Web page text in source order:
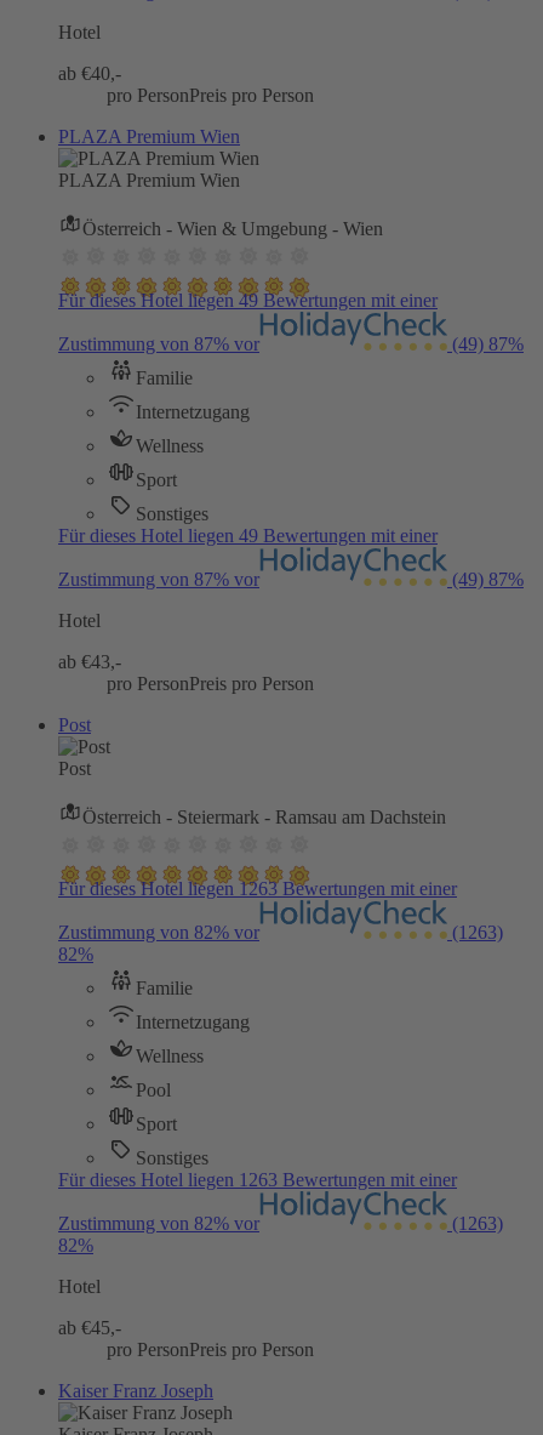
Hotel
ab €40,-
pro PersonPreis pro Person
PLAZA Premium Wien
PLAZA Premium Wien
Österreich - Wien & Umgebung - Wien
Für dieses Hotel liegen 49 Bewertungen mit einer
Zustimmung von 87% vor (49) 87%
Familie
Internetzugang
Wellness
Sport
Sonstiges
Für dieses Hotel liegen 49 Bewertungen mit einer
Zustimmung von 87% vor (49) 87%
Hotel
ab €43,-
pro PersonPreis pro Person
Post
Post
Österreich - Steiermark - Ramsau am Dachstein
Für dieses Hotel liegen 1263 Bewertungen mit einer
Zustimmung von 82% vor
(1263)
82%
Familie
Internetzugang
Wellness
Pool
Sport
Sonstiges
Für dieses Hotel liegen 1263 Bewertungen mit einer
Zustimmung von 82% vor
(1263)
82%
Hotel
ab €45,-
pro PersonPreis pro Person
Kaiser Franz Joseph